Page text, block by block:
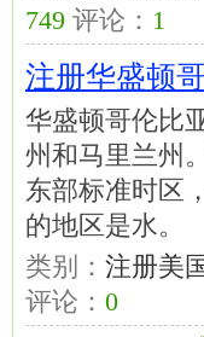
749 评论： 1
注册华盛顿
华盛顿哥伦比
州和马里兰州
东部标准时区
的地区是水。
类别： 注册美
评论： 0